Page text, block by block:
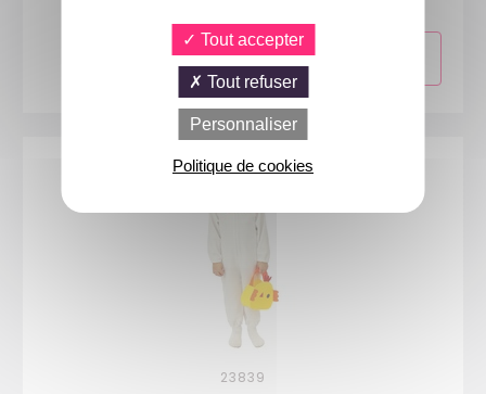
23839
Tout accepter
Tout refuser
Personnaliser
Politique de cookies